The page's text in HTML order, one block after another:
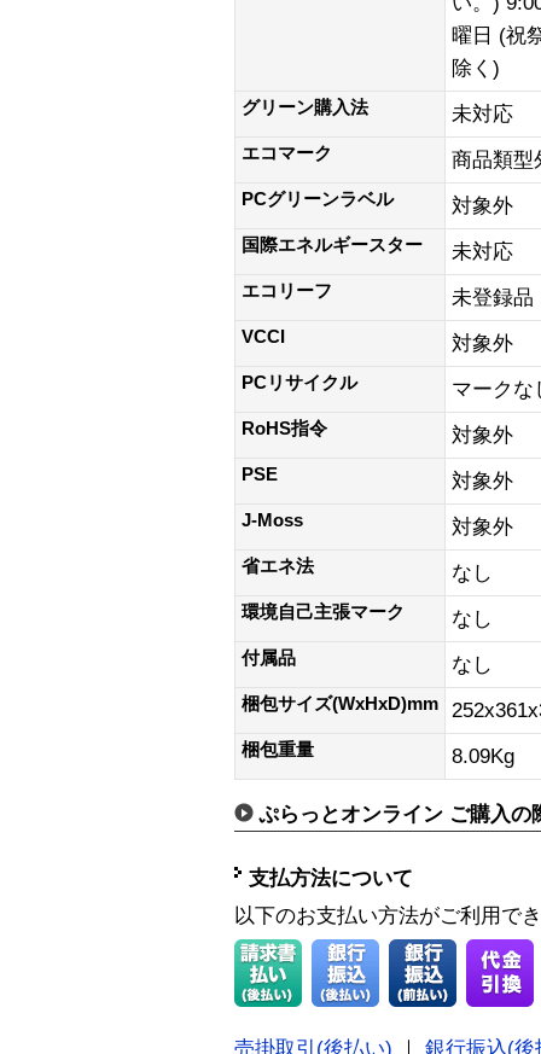
曜日 (祝
除く)
グリーン購入法 未対応
エコマーク 商品類型
PCグリーンラベル 対象外
国際エネルギースター 未対応
エコリーフ 未登録品
VCCI 対象外
PCリサイクル マークな
RoHS指令 対象外
PSE 対象外
J-Moss 対象外
省エネ法 なし
環境自己主張マーク なし
付属品 なし
梱包サイズ(WxHxD)mm
梱包重量 8.09Kg
ぷらっとオンライン ご購入の
支払方法について
以下のお支払い方法がご利用で
売掛取引(後払い) ｜ 銀行振込(後